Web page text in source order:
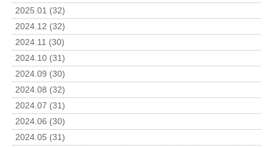
2025.01 (32)
2024.12 (32)
2024.11 (30)
2024.10 (31)
2024.09 (30)
2024.08 (32)
2024.07 (31)
2024.06 (30)
2024.05 (31)